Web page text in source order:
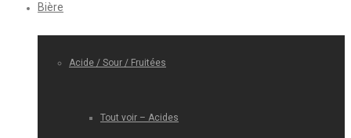
Bière
Acide / Sour / Fruitées
Tout voir – Acides